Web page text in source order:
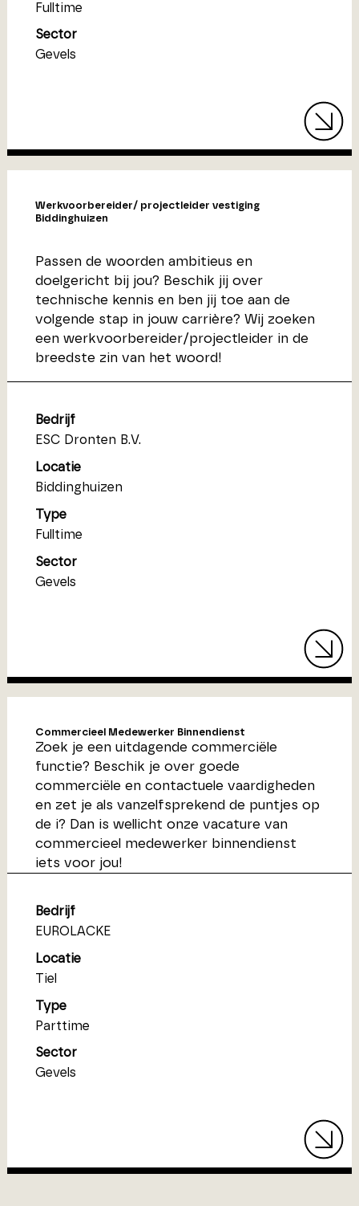
Fulltime
Sector
Gevels
Werkvoorbereider/ projectleider vestiging
Biddinghuizen
Passen de woorden ambitieus en
doelgericht bij jou? Beschik jij over
technische kennis en ben jij toe aan de
volgende stap in jouw carrière? Wij zoeken
een werkvoorbereider/projectleider in de
breedste zin van het woord!
Bedrijf
ESC Dronten B.V.
Locatie
Biddinghuizen
Type
Fulltime
Sector
Gevels
Commercieel Medewerker Binnendienst
Zoek je een uitdagende commerciële
functie? Beschik je over goede
commerciële en contactuele vaardigheden
en zet je als vanzelfsprekend de puntjes op
de i? Dan is wellicht onze vacature van
commercieel medewerker binnendienst
iets voor jou!
Bedrijf
EUROLACKE
Locatie
Tiel
Type
Parttime
Sector
Gevels